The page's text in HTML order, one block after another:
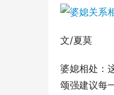
文/夏莫
婆媳相处：
颂强建议每